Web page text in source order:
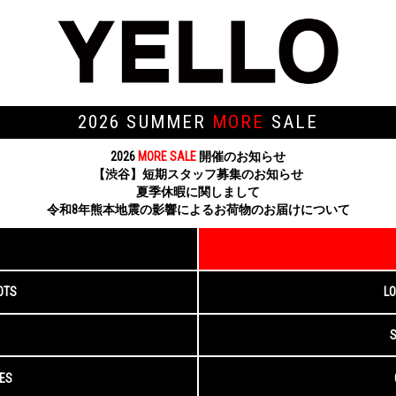
2026 SUMMER MORE SALE
2026 MORE SALE 開催のお知らせ
【渋谷】短期スタッフ募集のお知らせ
夏季休暇に関しまして
令和8年熊本地震の影響によるお荷物のお届けについて